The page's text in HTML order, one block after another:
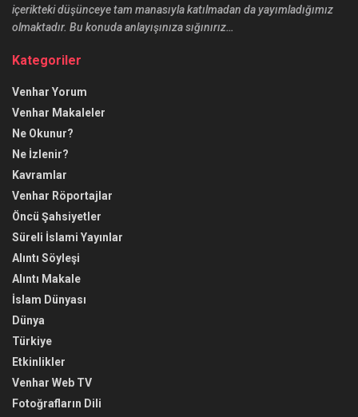
içerikteki düşünceye tam manasıyla katılmadan da yayımladığımız
olmaktadır. Bu konuda anlayışınıza sığınırız…
Kategoriler
Venhar Yorum
Venhar Makaleler
Ne Okunur?
Ne İzlenir?
Kavramlar
Venhar Röportajlar
Öncü Şahsiyetler
Süreli İslami Yayınlar
Alıntı Söyleşi
Alıntı Makale
İslam Dünyası
Dünya
Türkiye
Etkinlikler
Venhar Web TV
Fotoğrafların Dili